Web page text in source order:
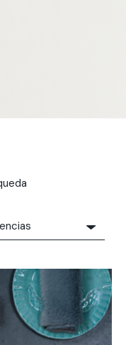
People
Técnicos